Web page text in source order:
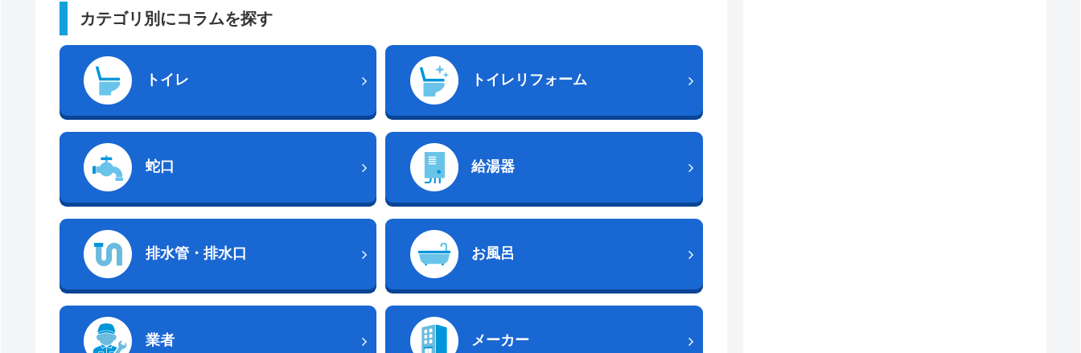
カテゴリ別にコラムを探す
トイレ トイレリフォーム
蛇口 給湯器
排水管・排水口 お風呂
業者 メーカー